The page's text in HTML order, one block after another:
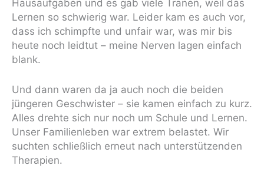
Hausaufgaben und es gab viele Tränen, weil das
Lernen so schwierig war. Leider kam es auch vor,
dass ich schimpfte und unfair war, was mir bis
heute noch leidtut – meine Nerven lagen einfach
blank.
Und dann waren da ja auch noch die beiden
jüngeren Geschwister – sie kamen einfach zu kurz.
Alles drehte sich nur noch um Schule und Lernen.
Unser Familienleben war extrem belastet. Wir
suchten schließlich erneut nach unterstützenden
Therapien.